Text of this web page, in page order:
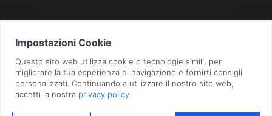
Bergamo n. 01496180165 · Capitale Sociale i.v. € 800.000,00